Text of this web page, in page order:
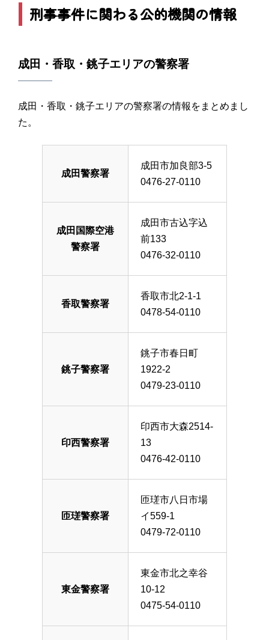
刑事事件に関わる公的機関の情報
成田・香取・銚子エリアの警察署
成田・香取・銚子エリアの警察署の情報をまとめまし
た。
成田警察署
成田市加良部3-5
0476-27-0110
成田国際空港
警察署
成田市古込字込
前133
0476-32-0110
香取警察署
香取市北2-1-1
0478-54-0110
銚子警察署
銚子市春日町
1922-2
0479-23-0110
印西警察署
印西市大森2514-
13
0476-42-0110
匝瑳警察署
匝瑳市八日市場
イ559-1
0479-72-0110
東金警察署
東金市北之幸谷
10-12
0475-54-0110